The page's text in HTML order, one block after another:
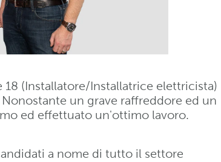
(Installatore/Installatrice elettricista)
un grave raffreddore ed un
ed effettuato un'ottimo lavoro.
a nome di tutto il settore